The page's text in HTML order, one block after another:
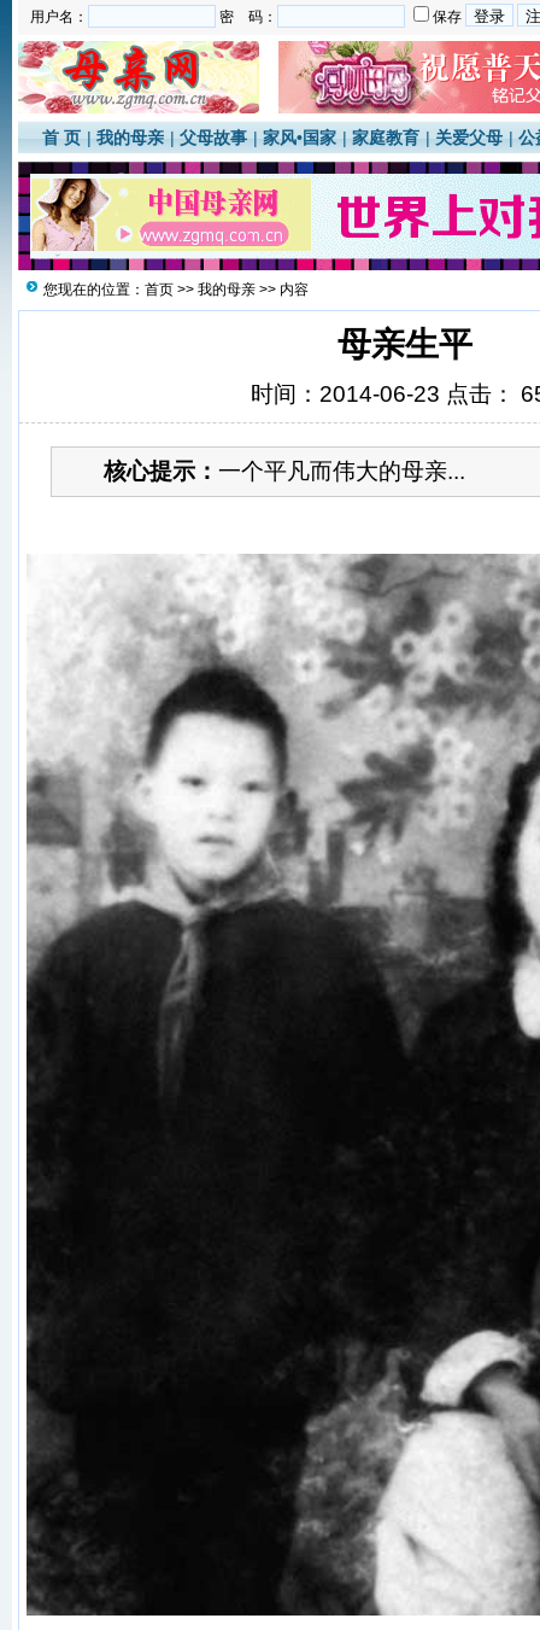
用户名： 密 码： 保存
首 页 |我的母亲 |父母故事 |家风•国家 |家庭教育 |关爱父母 |公
您现在的位置： 首页 >> 我的母亲 >> 内容
母亲生平
时间：2014-06-23 点击：
核心提示： 一个平凡而伟大的母亲...